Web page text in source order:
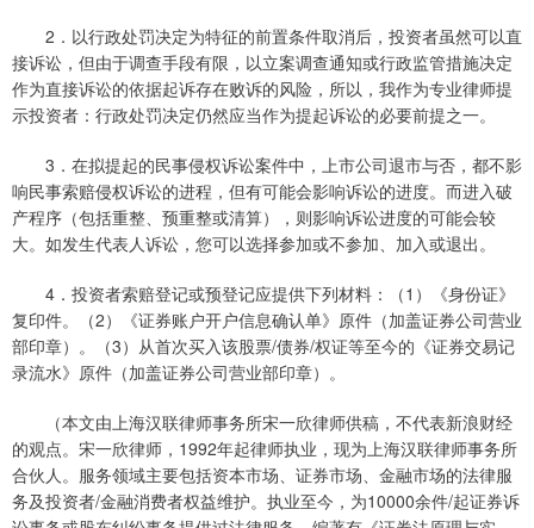
2．以行政处罚决定为特征的前置条件取消后，投资者虽然可以直
接诉讼，但由于调查手段有限，以立案调查通知或行政监管措施决定
作为直接诉讼的依据起诉存在败诉的风险，所以，我作为专业律师提
示投资者：行政处罚决定仍然应当作为提起诉讼的必要前提之一。
3．在拟提起的民事侵权诉讼案件中，上市公司退市与否，都不影
响民事索赔侵权诉讼的进程，但有可能会影响诉讼的进度。而进入破
产程序（包括重整、预重整或清算），则影响诉讼进度的可能会较
大。如发生代表人诉讼，您可以选择参加或不参加、加入或退出。
4．投资者索赔登记或预登记应提供下列材料：（1）《身份证》
复印件。（2）《证券账户开户信息确认单》原件（加盖证券公司营业
部印章）。（3）从首次买入该股票/债券/权证等至今的《证券交易记
录流水》原件（加盖证券公司营业部印章）。
（本文由上海汉联律师事务所宋一欣律师供稿，不代表新浪财经
的观点。宋一欣律师，1992年起律师执业，现为上海汉联律师事务所
合伙人。服务领域主要包括资本市场、证券市场、金融市场的法律服
务及投资者/金融消费者权益维护。执业至今，为10000余件/起证券诉